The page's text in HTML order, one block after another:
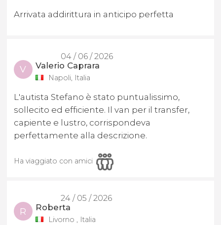
Arrivata addirittura in anticipo perfetta
04 / 06 / 2026
V Valerio Caprara
Napoli, Italia
L'autista Stefano è stato puntualissimo,
sollecito ed efficiente. Il van per il transfer,
capiente e lustro, corrispondeva
perfettamente alla descrizione.
Ha viaggiato con amici
24 / 05 / 2026
R Roberta
Livorno , Italia